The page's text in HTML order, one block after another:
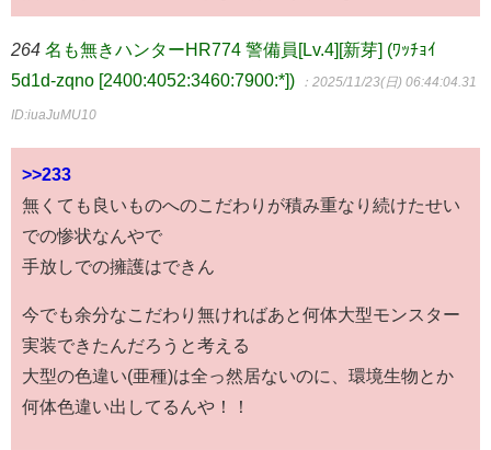
264 名も無きハンターHR774 警備員[Lv.4][新芽] (ﾜｯﾁｮｲ
5d1d-zqno [2400:4052:3460:7900:*])
：2025/11/23(日) 06:44:04.31
ID:iuaJuMU10
>>233
無くても良いものへのこだわりが積み重なり続けたせい
での惨状なんやで
手放しでの擁護はできん
今でも余分なこだわり無ければあと何体大型モンスター
実装できたんだろうと考える
大型の色違い(亜種)は全っ然居ないのに、環境生物とか
何体色違い出してるんや！！